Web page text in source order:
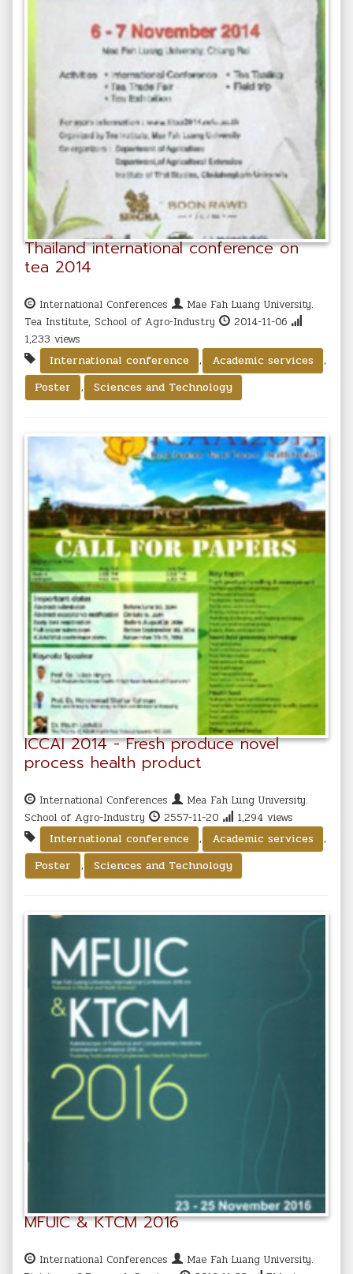
Thailand international conference on
tea 2014
International Conferences
Mae Fah Luang University.
Tea Institute, School of Agro-Industry
2014-11-06
1,233 views
International conference
, Academic services
,
Poster
, Sciences and Technology
ICCAI 2014 - Fresh produce novel
process health product
International Conferences
Mea Fah Lung University.
School of Agro-Industry
2557-11-20
1,294 views
International conference
, Academic services
,
Poster
, Sciences and Technology
MFUIC & KTCM 2016
International Conferences
Mae Fah Luang University.